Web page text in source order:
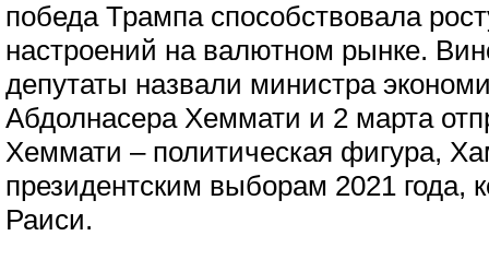
победа Трампа способствовала
настроений на валютном рынке.
депутаты назвали министра
Абдолнасера Хеммати и 2 марта
Хеммати – политическая фигура,
президентским выборам 2021 года,
Раиси.